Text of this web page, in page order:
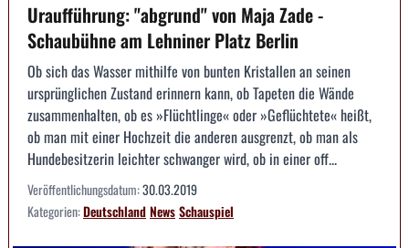
Uraufführung: "abgrund" von Maja Zade -
Schaubühne am Lehniner Platz Berlin
Ob sich das Wasser mithilfe von bunten Kristallen an seinen
ursprünglichen Zustand erinnern kann, ob Tapeten die Wände
zusammenhalten, ob es »Flüchtlinge« oder »Geflüchtete« heißt,
ob man mit einer Hochzeit die anderen ausgrenzt, ob man als
Hundebesitzerin leichter schwanger wird, ob in einer off...
Veröffentlichungsdatum:30.03.2019
Kategorien:DeutschlandNewsSchauspiel